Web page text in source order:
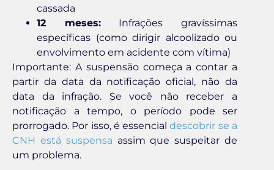
cassada
12 meses:Infrações gravíssimas
específicas (como dirigir alcoolizado ou
envolvimento em acidente com vítima)
Importante: A suspensão começa a contar a
partir da data da notificação oficial, não da
data da infração. Se você não receber a
notificação a tempo, o período pode ser
prorrogado. Por isso, é essencialdescobrir se a
CNH está suspensa assim que suspeitar de
um problema.